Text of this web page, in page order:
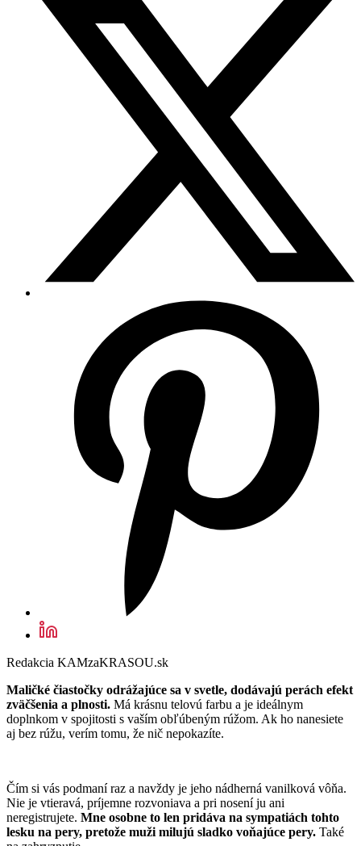
Redakcia KAMzaKRASOU.sk
Maličké čiastočky odrážajúce sa v svetle, dodávajú perách efekt
zväčšenia a plnosti. Má krásnu telovú farbu a je ideálnym
doplnkom v spojitosti s vaším obľúbeným rúžom. Ak ho nanesiete
aj bez rúžu, verím tomu, že nič nepokazíte.
Čím si vás podmaní raz a navždy je jeho nádherná vanilková vôňa.
Nie je vtieravá, príjemne rozvoniava a pri nosení ju ani
neregistrujete. Mne osobne to len pridáva na sympatiách tohto
lesku na pery, pretože muži milujú sladko voňajúce pery. Také